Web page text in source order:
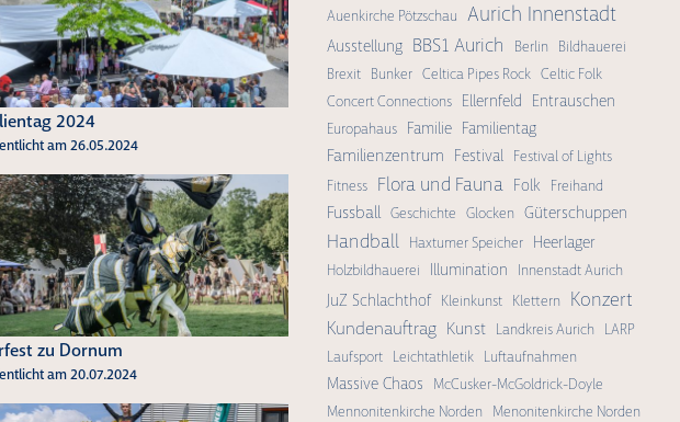
2024
am 26.05.2024
zu Dornum
am 20.07.2024
Auenkirche Pötzschau Aurich Innenstadt
Ausstellung BBS1 Aurich Berlin
Bildhauerei
Brexit
Bunker Celtica Pipes Rock Celtic Folk
Concert Connections
Ellernfeld Entrauschen
Europahaus Familie Familientag
Familienzentrum Festival
Festival of Lights
Fitness
Flora und Fauna Folk Freihand
Fussball Geschichte Glocken Güterschuppen
Handball Haxtumer Speicher Heerlager
Holzbildhauerei Illumination Innenstadt Aurich
JuZ Schlachthof Kleinkunst Klettern Konzert
Kundenauftrag Kunst Landkreis Aurich
LARP
Laufsport
Leichtathletik Luftaufnahmen
Massive Chaos
McCusker-McGoldrick-Doyle
Mennonitenkirche Norden
Menonitenkirche Norden